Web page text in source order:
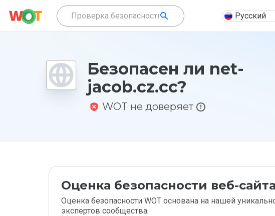
Русский
Безопасен ли net-
jacob.cz.cc?
WOT не доверяет
Оценка безопасности веб-сайта
Оценка безопасности WOT основана на нашей
экспертов сообщества.